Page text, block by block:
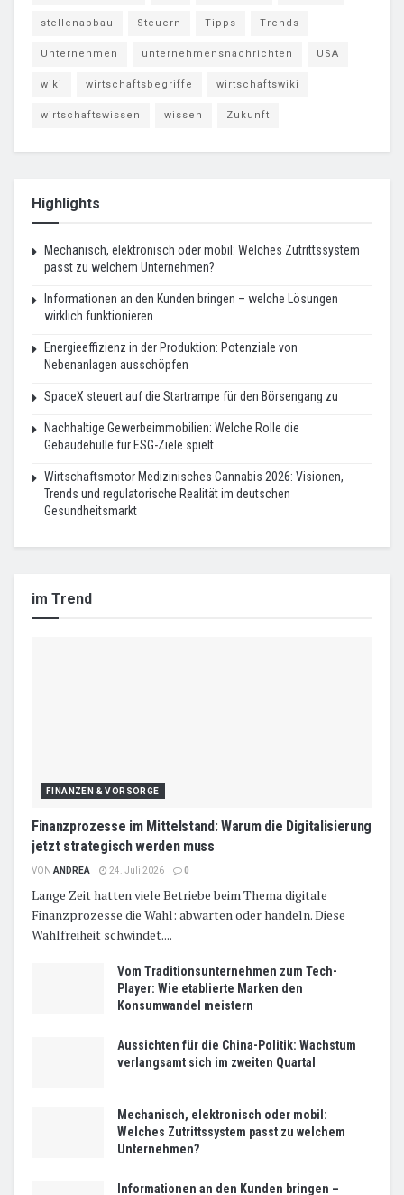
stellenabbau Steuern Tipps Trends
Unternehmen unternehmensnachrichten USA
wiki wirtschaftsbegriffe wirtschaftswiki
wirtschaftswissen wissen Zukunft
Highlights
Mechanisch, elektronisch oder mobil: Welches Zutrittssystem
passt zu welchem Unternehmen?
Informationen an den Kunden bringen – welche Lösungen
wirklich funktionieren
Energieeffizienz in der Produktion: Potenziale von
Nebenanlagen ausschöpfen
SpaceX steuert auf die Startrampe für den Börsengang zu
Nachhaltige Gewerbeimmobilien: Welche Rolle die
Gebäudehülle für ESG-Ziele spielt
Wirtschaftsmotor Medizinisches Cannabis 2026: Visionen,
Trends und regulatorische Realität im deutschen
Gesundheitsmarkt
im Trend
FINANZEN & VORSORGE
Finanzprozesse im Mittelstand: Warum die Digitalisierung
jetzt strategisch werden muss
VON ANDREA 24. Juli 2026 0
Lange Zeit hatten viele Betriebe beim Thema digitale
Finanzprozesse die Wahl: abwarten oder handeln. Diese
Wahlfreiheit schwindet....
Vom Traditionsunternehmen zum Tech-
Player: Wie etablierte Marken den
Konsumwandel meistern
Aussichten für die China-Politik: Wachstum
verlangsamt sich im zweiten Quartal
Mechanisch, elektronisch oder mobil:
Welches Zutrittssystem passt zu welchem
Unternehmen?
Informationen an den Kunden bringen –